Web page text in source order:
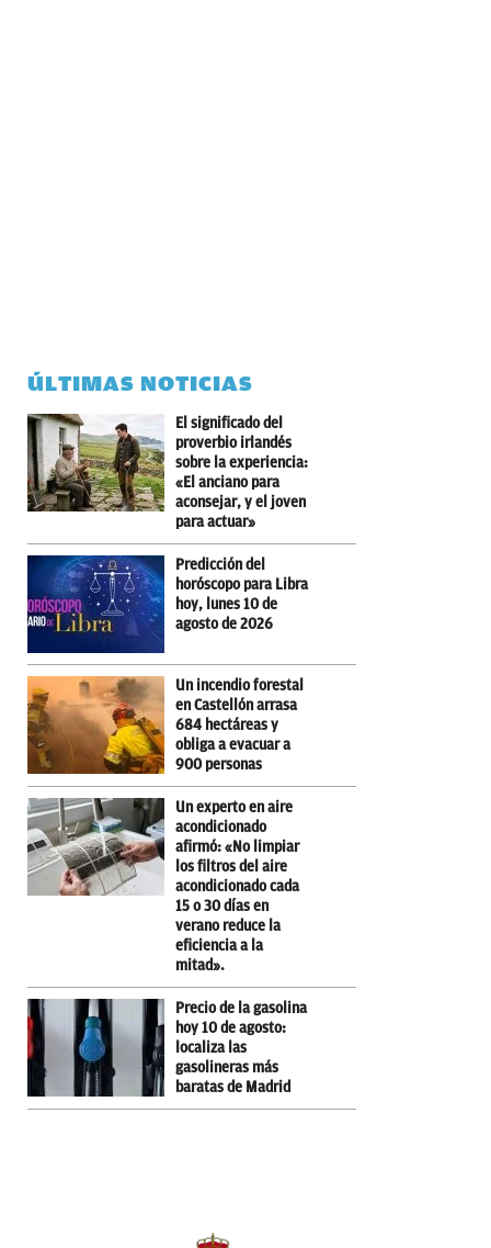
ÚLTIMAS NOTICIAS
El significado del
proverbio irlandés
sobre la experiencia:
«El anciano para
aconsejar, y el joven
para actuar»
Predicción del
horóscopo para Libra
hoy, lunes 10 de
agosto de 2026
Un incendio forestal
en Castellón arrasa
684 hectáreas y
obliga a evacuar a
900 personas
Un experto en aire
acondicionado
afirmó: «No limpiar
los filtros del aire
acondicionado cada
15 o 30 días en
verano reduce la
eficiencia a la
mitad».
Precio de la gasolina
hoy 10 de agosto:
localiza las
gasolineras más
baratas de Madrid